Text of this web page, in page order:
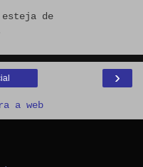
esteja de
›
a web